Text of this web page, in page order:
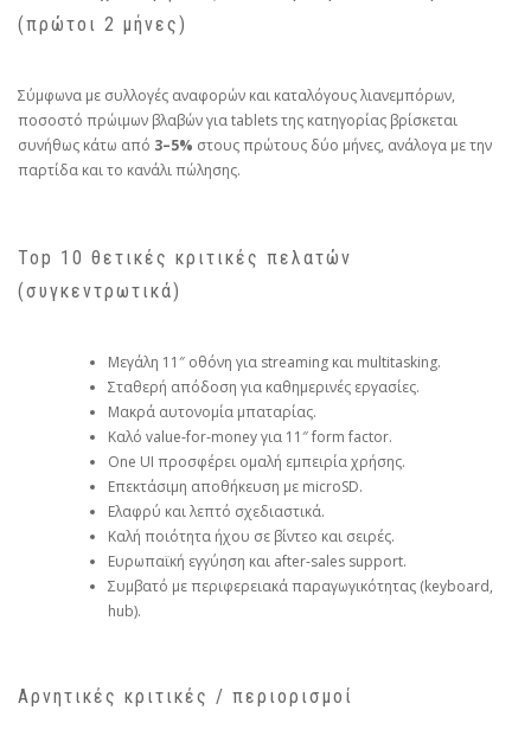
(πρώτοι 2 μήνες)
Σύμφωνα με συλλογές αναφορών και καταλόγους λιανεμπόρων,
ποσοστό πρώιμων βλαβών για tablets της κατηγορίας βρίσκεται
συνήθως κάτω από 3–5% στους πρώτους δύο μήνες, ανάλογα με την
παρτίδα και το κανάλι πώλησης.
Top 10 θετικές κριτικές πελατών
(συγκεντρωτικά)
Μεγάλη 11″ οθόνη για streaming και multitasking.
Σταθερή απόδοση για καθημερινές εργασίες.
Μακρά αυτονομία μπαταρίας.
Καλό value‑for‑money για 11″ form factor.
One UI προσφέρει ομαλή εμπειρία χρήσης.
Επεκτάσιμη αποθήκευση με microSD.
Ελαφρύ και λεπτό σχεδιαστικά.
Καλή ποιότητα ήχου σε βίντεο και σειρές.
Ευρωπαϊκή εγγύηση και after‑sales support.
Συμβατό με περιφερειακά παραγωγικότητας (keyboard,
hub).
Αρνητικές κριτικές / περιορισμοί